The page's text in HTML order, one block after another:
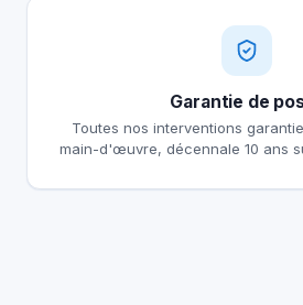
Garantie de
Toutes nos interventions
main-d'œuvre, décennale 10 ans